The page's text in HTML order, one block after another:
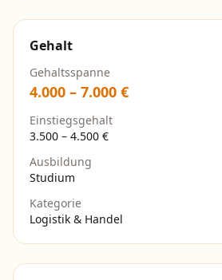
Gehalt
Gehaltsspanne
4.000 – 7.000 €
Einstiegsgehalt
3.500 – 4.500 €
Ausbildung
Studium
Kategorie
Logistik & Handel